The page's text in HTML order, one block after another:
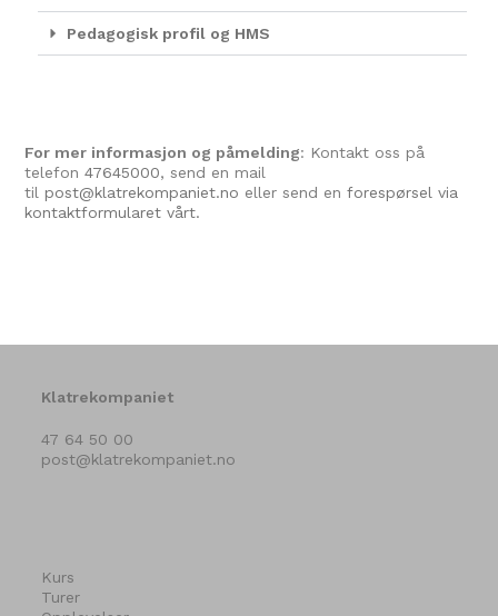
Pedagogisk profil og HMS
For mer informasjon og påmelding: Kontakt oss på
telefon47645000, send en mail
til post@klatrekompaniet.no eller send enforespørsel via
kontaktformularet vårt.
Klatrekompaniet
47 64 50 00
post@klatrekompaniet.no
Kurs
Turer